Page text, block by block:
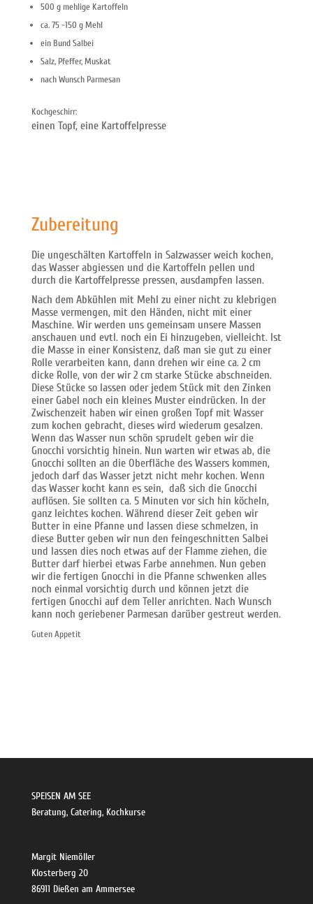
500 g mehlige Kartoffeln
ca. 75 -150 g Mehl
ein Bund Salbei
Salz, Pfeffer, Muskat
nach Wunsch Parmesan
Kochgeschirr:
einen Topf, eine Kartoffelpresse
Zubereitung
Die ungeschälten Kartoffeln in Salzwasser weich kochen,
das Wasser abgiessen und die Kartoffeln pellen und
durch die Kartoffelpresse pressen, ausdampfen lassen.
Nach dem Abkühlen mit Mehl zu einer nicht zu klebrigen
Masse vermengen, mit den Händen, nicht mit einer
Maschine. Wir werden uns gemeinsam unsere Massen
anschauen und evtl. noch ein Ei hinzugeben, vielleicht. Ist
die Masse in einer Konsistenz, daß man sie gut zu einer
Rolle verarbeiten kann, dann drehen wir eine ca. 2 cm
dicke Rolle, von der wir 2 cm starke Stücke abschneiden.
Diese Stücke so lassen oder jedem Stück mit den Zinken
einer Gabel noch ein kleines Muster eindrücken. In der
Zwischenzeit haben wir einen großen Topf mit Wasser
zum kochen gebracht, dieses wird wiederum gesalzen.
Wenn das Wasser nun schön sprudelt geben wir die
Gnocchi vorsichtig hinein. Nun warten wir etwas ab, die
Gnocchi sollten an die Oberfläche des Wassers kommen,
jedoch darf das Wasser jetzt nicht mehr kochen. Wenn
das Wasser kocht kann es sein, daß sich die Gnocchi
auflösen. Sie sollten ca. 5 Minuten vor sich hin köcheln,
ganz leichtes kochen. Während dieser Zeit geben wir
Butter in eine Pfanne und lassen diese schmelzen, in
diese Butter geben wir nun den feingeschnitten Salbei
und lassen dies noch etwas auf der Flamme ziehen, die
Butter darf hierbei etwas Farbe annehmen. Nun geben
wir die fertigen Gnocchi in die Pfanne schwenken alles
noch einmal vorsichtig durch und können jetzt die
fertigen Gnocchi auf dem Teller anrichten. Nach Wunsch
kann noch geriebener Parmesan darüber gestreut werden.
Guten Appetit
SPEISEN AM SEE
Beratung, Catering, Kochkurse
Margit Niemöller
Klosterberg 20
86911 Dießen am Ammersee